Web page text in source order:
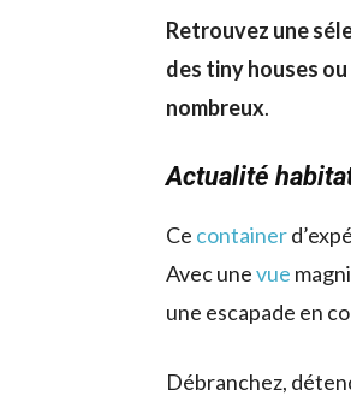
Retrouvez une
des tiny houses
nombreux.
Actualité
Ce container
Avec unevue
une escapade en
Débranchez,